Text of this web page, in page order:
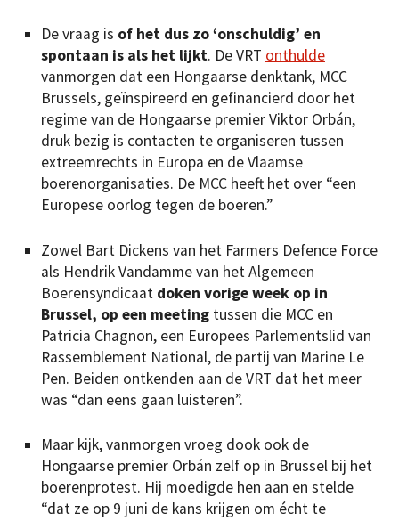
De vraag is of het dus zo ‘onschuldig’ en
spontaan is als het lijkt. De VRT onthulde
vanmorgen dat een Hongaarse denktank, MCC
Brussels, geïnspireerd en gefinancierd door het
regime van de Hongaarse premier Viktor Orbán,
druk bezig is contacten te organiseren tussen
extreemrechts in Europa en de Vlaamse
boerenorganisaties. De MCC heeft het over “een
Europese oorlog tegen de boeren.”
Zowel Bart Dickens van het Farmers Defence Force
als Hendrik Vandamme van het Algemeen
Boerensyndicaat doken vorige week op in
Brussel, op een meeting tussen die MCC en
Patricia Chagnon, een Europees Parlementslid van
Rassemblement National, de partij van Marine Le
Pen. Beiden ontkenden aan de VRT dat het meer
was “dan eens gaan luisteren”.
Maar kijk, vanmorgen vroeg dook ook de
Hongaarse premier Orbán zelf op in Brussel bij het
boerenprotest. Hij moedigde hen aan en stelde
“dat ze op 9 juni de kans krijgen om écht te